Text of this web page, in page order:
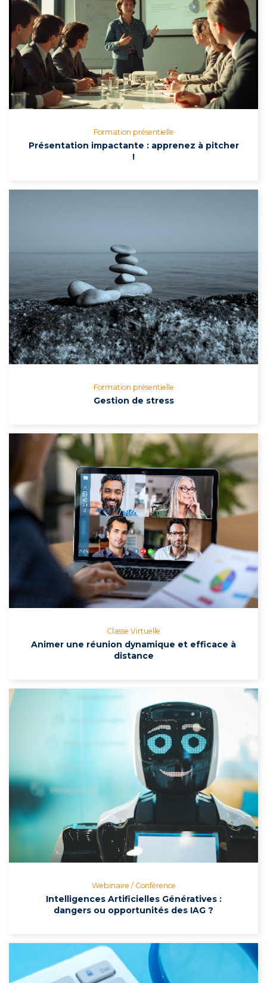
Formation présentielle
Présentation impactante : apprenez à pitcher
!
Formation présentielle
Gestion de stress
Classe Virtuelle
Animer une réunion dynamique et efficace à
distance
Webinaire / Conférence
Intelligences Artificielles Génératives :
dangers ou opportunités des IAG ?